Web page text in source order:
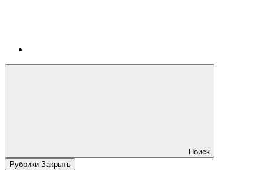
Поиск
Рубрики Закрыть